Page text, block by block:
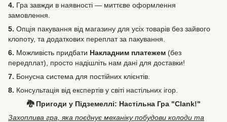
4. Гра завжди в наявності — миттєве оформлення
замовлення.
5. Опція пакування від магазину для усіх товарів без зайвого
клопоту, та додаткових переплат за пакування.
6. Можливість придбати Накладним платежем (без
передплат), просто надішліть нам дані для доставки!
7. Бонусна система для постійних клієнтів.
8. Консультація від експертів у світі настільних ігор.
🐉 Пригоди у Підземеллі: Настільна Гра "Clank!"
Захоплива гра, яка поєднує механіку побудови колоди та